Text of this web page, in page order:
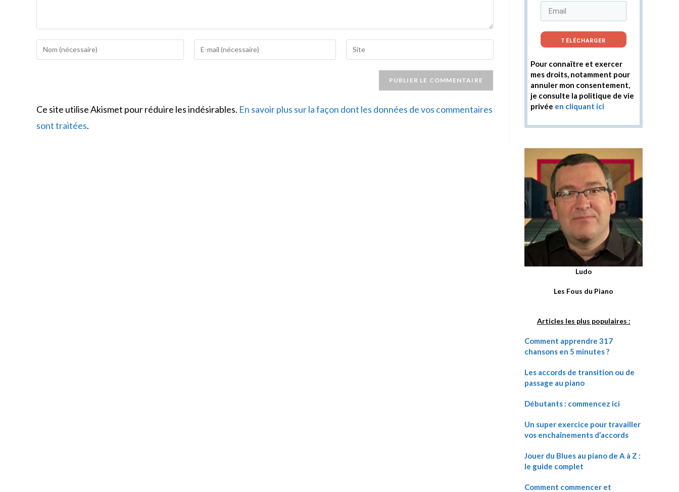
Enter
your
to
comment
Enter
your
comment
Saisir
l’URL
(facultatif)
Ce site utilise Akismet pour réduire les indésirables. En savoir plus sur la façon dont les données de vos commentaires
sont traitées.
TÉLÉCHARGER
Pour connaître et exercer
mes droits, notamment pour
annuler mon consentement,
je consulte la politique de vie
privée en cliquant ici
Ludo
Les Fous du Piano
Articles les plus populaires :
Comment apprendre 317
chansons en 5 minutes ?
Les accords de transition ou de
passage au piano
Débutants : commencez ici
Un super exercice pour travailler
vos enchaînements d’accords
Jouer du Blues au piano de A à Z :
le guide complet
Comment commencer et